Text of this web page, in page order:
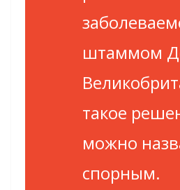
штаммом
такое
можно
спорным.